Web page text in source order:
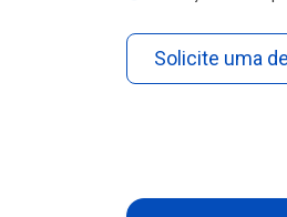
Solicite uma